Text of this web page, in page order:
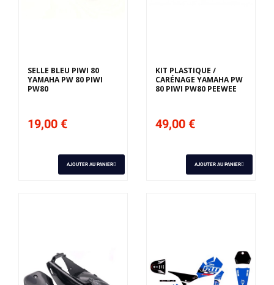
SELLE BLEU PIWI 80
YAMAHA PW 80 PIWI
PW80
19,00 €
AJOUTER AU PANIER
KIT PLASTIQUE /
CARÉNAGE YAMAHA PW
80 PIWI PW80 PEEWEE
49,00 €
AJOUTER AU PANIER